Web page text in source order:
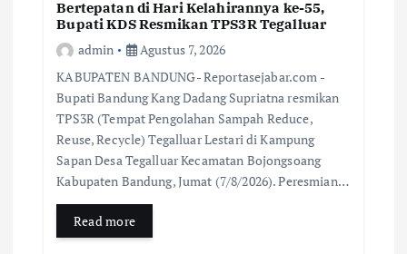
Bertepatan di Hari Kelahirannya ke-55,
Bupati KDS Resmikan TPS3R Tegalluar
admin
Agustus 7, 2026
KABUPATEN BANDUNG- Reportasejabar.com -
Bupati Bandung Kang Dadang Supriatna resmikan
TPS3R (Tempat Pengolahan Sampah Reduce,
Reuse, Recycle) Tegalluar Lestari di Kampung
Sapan Desa Tegalluar Kecamatan Bojongsoang
Kabupaten Bandung, Jumat (7/8/2026). Peresmian…
Read more